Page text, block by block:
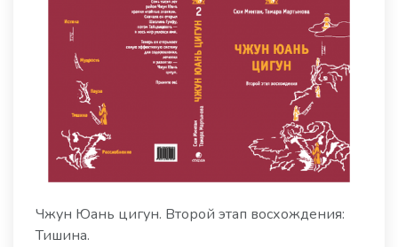
Чжун Юань цигун. Второй этап восхождения:
Тишина.